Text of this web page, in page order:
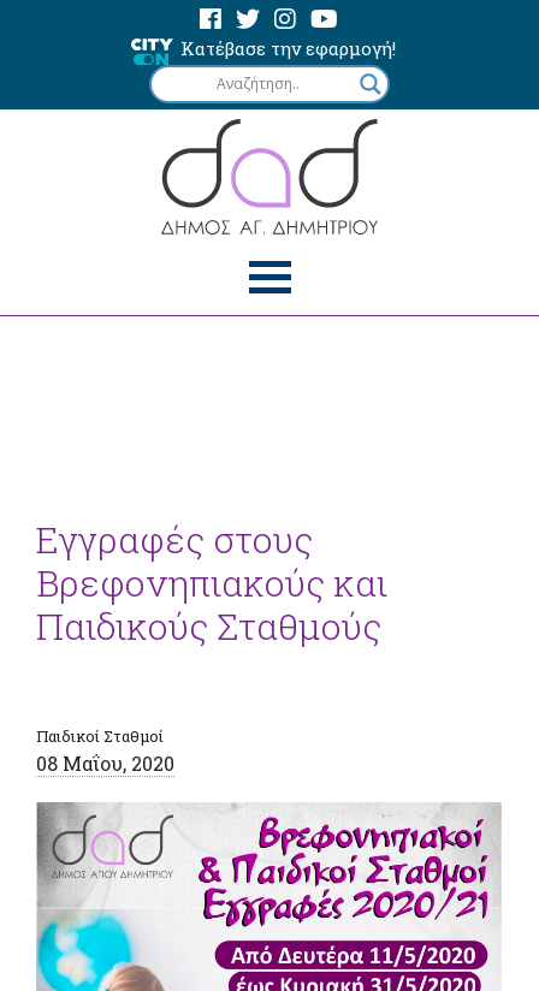
Κατέβασε την εφαρμογή!
Εγγραφές στους
Βρεφονηπιακούς και
Παιδικούς Σταθμούς
Παιδικοί Σταθμοί
08 Μαΐου, 2020